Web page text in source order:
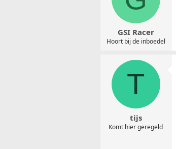
GSI Racer
Hoort bij de inboedel
T
tijs
Komt hier geregeld